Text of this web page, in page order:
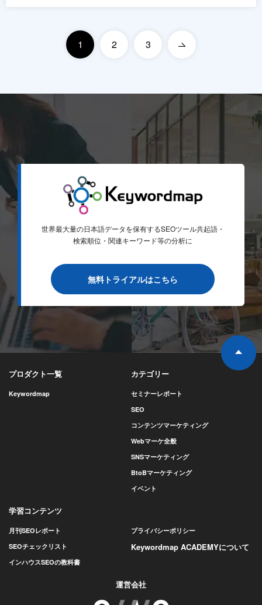
1 2 3
世界最大量の日本語データを保有するSEOツール共起語・
検索順位・関連キーワード等の分析に
無料トライアルはこちら
プロダクト一覧
Keywordmap
カテゴリー
セミナーレポート
SEO
コンテンツマーケティング
Webマーケ全般
SNSマーケティング
BtoBマーケティング
イベント
学習コンテンツ
月刊SEOレポート
SEOチェックリスト
インハウスSEOの教科書
プライバシーポリシー
Keywordmap ACADEMYについて
運営会社